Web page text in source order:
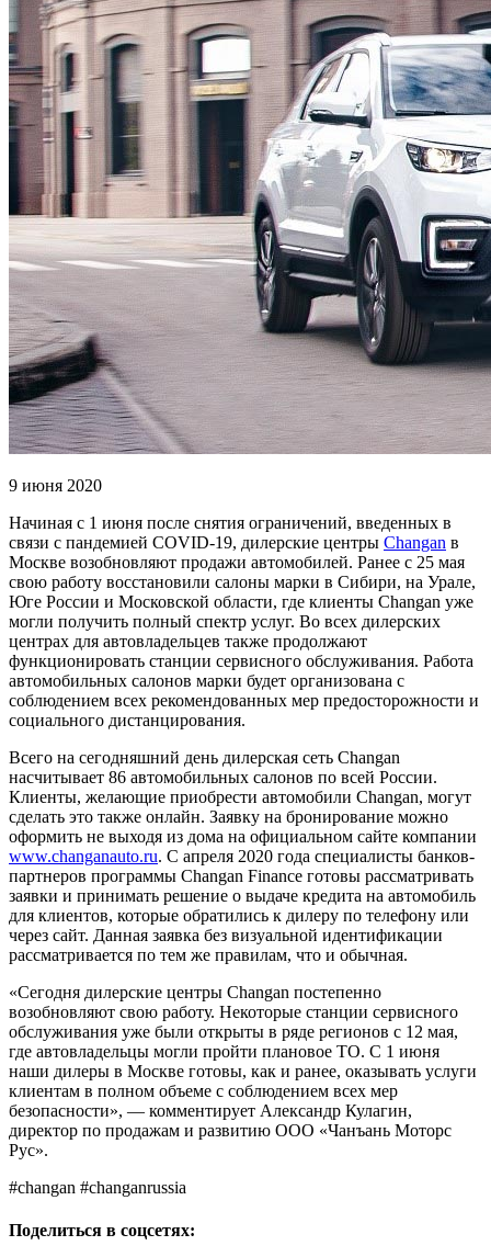
9 июня 2020
Начиная с 1 июня после снятия ограничений, введенных в
связи с пандемией COVID-19, дилерские центры Changan в
Москве возобновляют продажи автомобилей. Ранее с 25 мая
свою работу восстановили салоны марки в Сибири, на Урале,
Юге России и Московской области, где клиенты Changan уже
могли получить полный спектр услуг. Во всех дилерских
центрах для автовладельцев также продолжают
функционировать станции сервисного обслуживания. Работа
автомобильных салонов марки будет организована с
соблюдением всех рекомендованных мер предосторожности и
социального дистанцирования.
Всего на сегодняшний день дилерская сеть Changan
насчитывает 86 автомобильных салонов по всей России.
Клиенты, желающие приобрести автомобили Changan, могут
сделать это также онлайн. Заявку на бронирование можно
оформить не выходя из дома на официальном сайте компании
www.changanauto.ru. С апреля 2020 года специалисты банков-
партнеров программы Changan Finance готовы рассматривать
заявки и принимать решение о выдаче кредита на автомобиль
для клиентов, которые обратились к дилеру по телефону или
через сайт. Данная заявка без визуальной идентификации
рассматривается по тем же правилам, что и обычная.
«Сегодня дилерские центры Changan постепенно
возобновляют свою работу. Некоторые станции сервисного
обслуживания уже были открыты в ряде регионов с 12 мая,
где автовладельцы могли пройти плановое ТО. С 1 июня
наши дилеры в Москве готовы, как и ранее, оказывать услуги
клиентам в полном объеме с соблюдением всех мер
безопасности», — комментирует Александр Кулагин,
директор по продажам и развитию ООО «Чанъань Моторс
Рус».
#changan #changanrussia
Поделиться в соцсетях: